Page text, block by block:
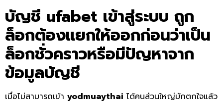
บัญชี ufabet เข้าสู่ระบบ ถูก
ล็อกต้องแยกให้ออกก่อนว่าเป็น
ล็อกชั่วคราวหรือมีปัญหาจาก
ข้อมูลบัญชี
เมื่อไม่สามารถเข้า yodmuaythai ได้คนส่วนใหญ่มักตกใจแล้ว